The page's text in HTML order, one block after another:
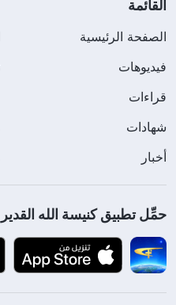
القائمة
الصفحة الرئيسية
فيديوهات
قراءات
شهادات
أخبار
حمِّل تطبيق كنيسة الله القدير